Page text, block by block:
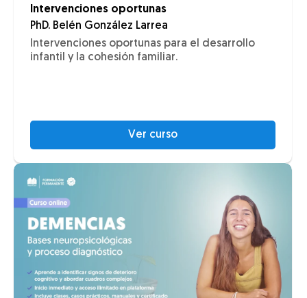
Intervenciones oportunas
PhD. Belén González Larrea
Intervenciones oportunas para el desarrollo
infantil y la cohesión familiar.
Ver curso